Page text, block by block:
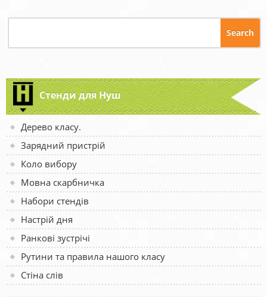
Стенди для Нуш
Дерево класу.
Зарядний пристрій
Коло вибору
Мовна скарбничка
Набори стендів
Настрій дня
Ранкові зустрічі
Рутини та правила нашого класу
Стіна слів